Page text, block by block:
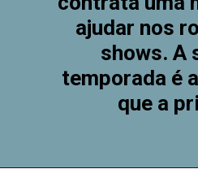
ajudar nos
shows. A
temporada é
que a